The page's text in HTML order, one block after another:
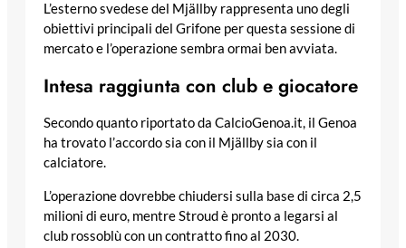
L’esterno svedese del Mjällby rappresenta uno degli
obiettivi principali del Grifone per questa sessione di
mercato e l’operazione sembra ormai ben avviata.
Intesa raggiunta con club e giocatore
Secondo quanto riportato da CalcioGenoa.it, il Genoa
ha trovato l’accordo sia con il Mjällby sia con il
calciatore.
L’operazione dovrebbe chiudersi sulla base di circa 2,5
milioni di euro, mentre Stroud è pronto a legarsi al
club rossoblù con un contratto fino al 2030.